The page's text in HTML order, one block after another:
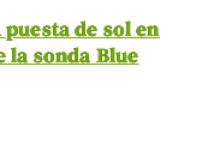
puesta de sol en
la sonda Blue